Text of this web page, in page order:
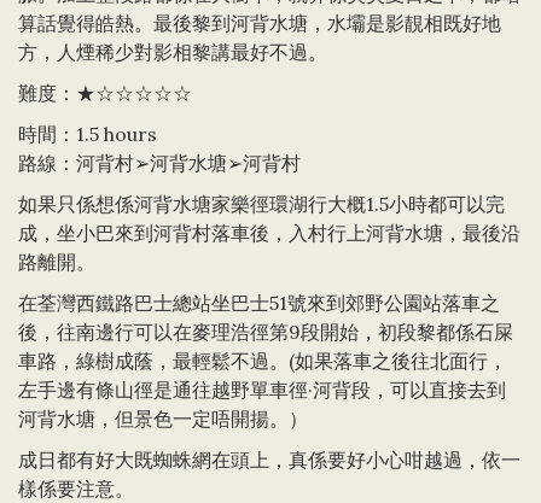
算話覺得皓熱。最後黎到河背水塘，水壩是影靚相既好地
方，人煙稀少對影相黎講最好不過。
難度：★☆☆☆☆☆
時間：1.5 hours
路線：河背村➢河背水塘➢河背村
如果只係想係河背水塘家樂徑環湖行大概1.5小時都可以完
成，坐小巴來到河背村落車後，入村行上河背水塘，最後沿
路離開。
在荃灣西鐵路巴士總站坐巴士51號來到郊野公園站落車之
後，往南邊行可以在麥理浩徑第9段開始，初段黎都係石屎
車路，綠樹成蔭，最輕鬆不過。(如果落車之後往北面行，
左手邊有條山徑是通往越野單車徑·河背段，可以直接去到
河背水塘，但景色一定唔開揚。）
成日都有好大既蜘蛛網在頭上，真係要好小心咁越過，依一
樣係要注意。